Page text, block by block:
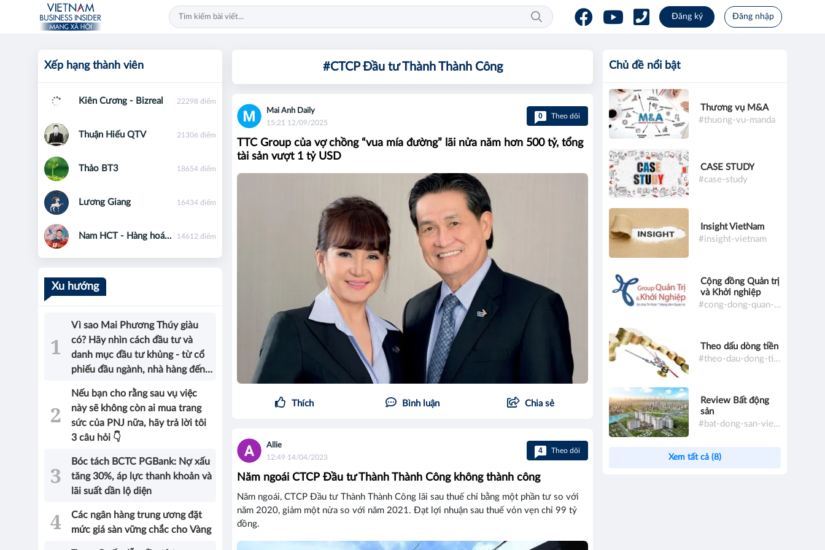
Đăng ký Đăng nhập
#CTCP Đầu tư Thành Thành Công
Mai Anh Daily
15:21 12/09/2025
0 Theo dõi
TTC Group của vợ chồng “vua mía đường” lãi nửa năm hơn 500 tỷ, tổng
tài sản vượt 1 tỷ USD
Thích Bình luận Chia sẻ
Allie
12:49 14/04/2023
4 Theo dõi
Năm ngoái CTCP Đầu tư Thành Thành Công không thành công
Năm ngoái, CTCP Đầu tư Thành Thành Công lãi sau thuế chỉ bằng một phần tư so với
năm 2020, giảm một nửa so với năm 2021. Đạt lợi nhuận sau thuế vỏn vẹn chỉ 99 tỷ
đồng.
Xếp hạng thành viên
Kiên Cương - Bizreal 22298 điểm
Thuận Hiếu QTV 21306 điểm
Thảo BT3 18654 điểm
Lương Giang 16434 điểm
Nam HCT - Hàng hoá phái sinh - 0867091553 14612 điểm
Xu hướng
Vì sao Mai Phương Thúy giàu
có? Hãy nhìn cách đầu tư và
danh mục đầu tư khủng - từ cổ
phiếu đầu ngành, nhà hàng đến
được câu trả lời!
Nếu bạn cho rằng sau vụ việc
này sẽ không còn ai mua trang
sức của PNJ nữa, hãy trả lời tôi
3 câu hỏi 👇
Bóc tách BCTC PGBank: Nợ xấu
tăng 30%, áp lực thanh khoản và
lãi suất dần lộ diện
Các ngân hàng trung ương đặt
mức giá sàn vững chắc cho Vàng
Chủ đề nổi bật
Thương vụ M&A
#thuong-vu-manda
CASE STUDY
#case-study
Insight VietNam
#insight-vietnam
Cộng đồng Quản trị
và Khởi nghiệp
#cong-dong-quan-tri-va-khoi-nghiep
Theo dấu dòng tiền
#theo-dau-dong-tien
Review Bất động
sản
#bat-dong-san-viet-nam
Xem tất cả (8)